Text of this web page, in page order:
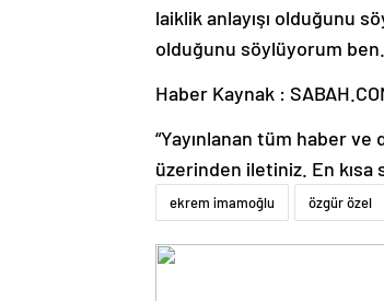
laiklik anlayışı olduğunu
olduğunu söylüyorum ben.
Haber Kaynak :
“Yayınlanan tüm haber
üzerinden iletiniz. En kısa
ekrem imamoğlu özgür özel